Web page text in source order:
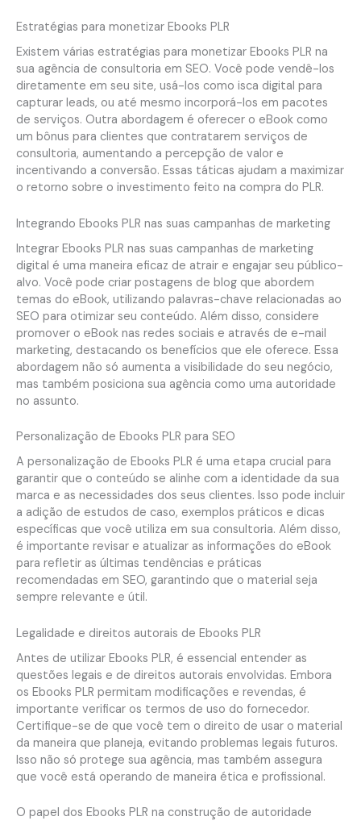
Estratégias para monetizar Ebooks PLR
Existem várias estratégias para monetizar Ebooks PLR na
sua agência de consultoria em SEO. Você pode vendê-los
diretamente em seu site, usá-los como isca digital para
capturar leads, ou até mesmo incorporá-los em pacotes
de serviços. Outra abordagem é oferecer o eBook como
um bônus para clientes que contratarem serviços de
consultoria, aumentando a percepção de valor e
incentivando a conversão. Essas táticas ajudam a maximizar
o retorno sobre o investimento feito na compra do PLR.
Integrando Ebooks PLR nas suas campanhas de marketing
Integrar Ebooks PLR nas suas campanhas de marketing
digital é uma maneira eficaz de atrair e engajar seu público-
alvo. Você pode criar postagens de blog que abordem
temas do eBook, utilizando palavras-chave relacionadas ao
SEO para otimizar seu conteúdo. Além disso, considere
promover o eBook nas redes sociais e através de e-mail
marketing, destacando os benefícios que ele oferece. Essa
abordagem não só aumenta a visibilidade do seu negócio,
mas também posiciona sua agência como uma autoridade
no assunto.
Personalização de Ebooks PLR para SEO
A personalização de Ebooks PLR é uma etapa crucial para
garantir que o conteúdo se alinhe com a identidade da sua
marca e as necessidades dos seus clientes. Isso pode incluir
a adição de estudos de caso, exemplos práticos e dicas
específicas que você utiliza em sua consultoria. Além disso,
é importante revisar e atualizar as informações do eBook
para refletir as últimas tendências e práticas
recomendadas em SEO, garantindo que o material seja
sempre relevante e útil.
Legalidade e direitos autorais de Ebooks PLR
Antes de utilizar Ebooks PLR, é essencial entender as
questões legais e de direitos autorais envolvidas. Embora
os Ebooks PLR permitam modificações e revendas, é
importante verificar os termos de uso do fornecedor.
Certifique-se de que você tem o direito de usar o material
da maneira que planeja, evitando problemas legais futuros.
Isso não só protege sua agência, mas também assegura
que você está operando de maneira ética e profissional.
O papel dos Ebooks PLR na construção de autoridade